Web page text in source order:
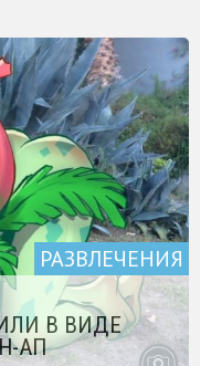
РАЗВЛЕЧЕНИЯ
В ВИДЕ
АП